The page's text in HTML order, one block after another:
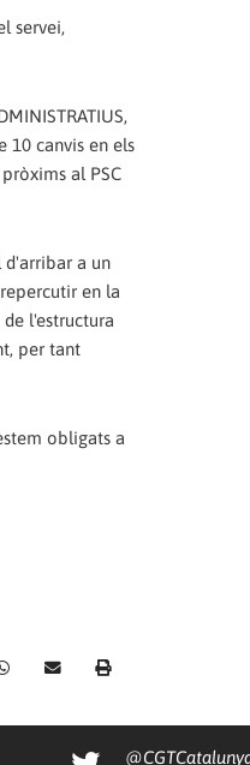
servei,
10 canvis en els
al PSC
d'arribar a un
en la
l'estructura
per tant
obligats a